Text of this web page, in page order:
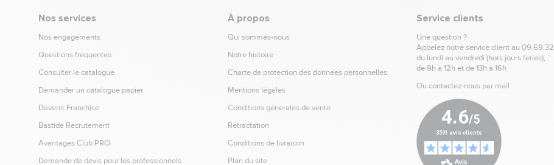
Nos services
Nos engagements
Questions fréquentes
Consulter le catalogue
Demander un catalogue papier
Devenir Franchisé
Bastide Recrutement
Avantages Club PRO
Demande de devis pour les professionnels
À propos
Qui sommes-nous
Notre histoire
Charte de protection des données personnelles
Mentions légales
Conditions générales de vente
Rétractation
Conditions de livraison
Plan du site
Service clients
Une question ?
Appelez notre service client au
du lundi au vendredi (hors jours fériés),
de 9h à 12h et de 13h à 16h
Ou contactez-nous par mail